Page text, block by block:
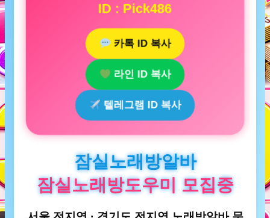
ID : Pick486
카톡 ID 복사
라인 ID 복사
텔레그램 ID 복사
잠실노래방알바
잠실노래방도우미 모집중